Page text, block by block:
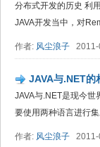
分布式开发的历史 利
JAVA开发当中，对
作者: 风尘浪子 2011-
JAVA与.NET
JAVA与.NET是现今
要使用两种语言进行
作者: 风尘浪子 2011-